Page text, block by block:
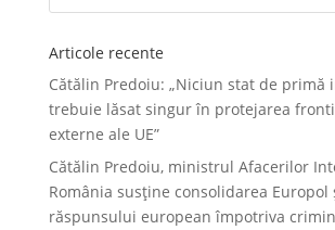
Articole recente
Cătălin Predoiu: „Niciun stat de primă
trebuie lăsat singur în protejarea
externe ale UE”
Cătălin Predoiu, ministrul Afacerilor
România susține consolidarea
răspunsului european împotriva